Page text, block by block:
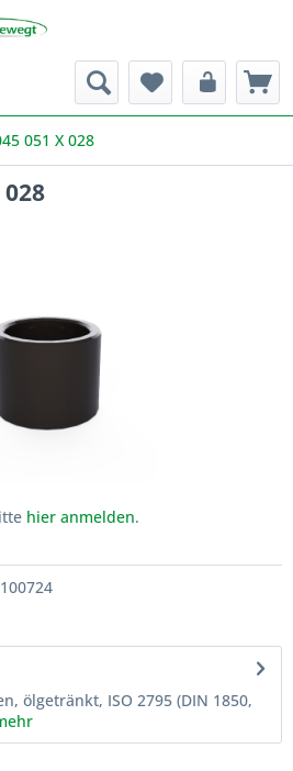
051 X 028
028
hier anmelden.
ölgetränkt, ISO 2795 (DIN 1850,